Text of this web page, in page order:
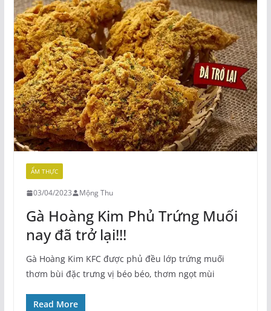
ẨM THỰC
03/04/2023 Mộng Thu
Gà Hoàng Kim Phủ Trứng Muối
nay đã trở lại!!!
Gà Hoàng Kim KFC được phủ đều lớp trứng muối
thơm bùi đặc trưng vị béo béo, thơm ngọt mùi
Read More